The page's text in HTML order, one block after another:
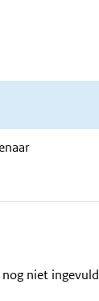
niet ingevuld